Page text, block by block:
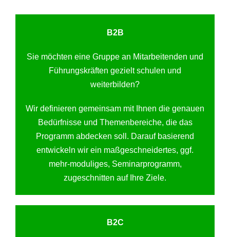
B2B
Sie möchten eine Gruppe an Mitarbeitenden und
Führungskräften gezielt schulen und
weiterbilden?
Wir definieren gemeinsam mit Ihnen die genauen
Bedürfnisse und Themenbereiche, die das
Programm abdecken soll. Darauf basierend
entwickeln wir ein maßgeschneidertes, ggf.
mehr-moduliges, Seminarprogramm,
zugeschnitten auf Ihre Ziele.
B2C